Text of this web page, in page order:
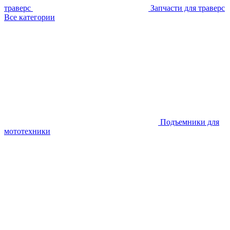
траверс
Запчасти для траверс
Все категории
Подъемники для
мототехники